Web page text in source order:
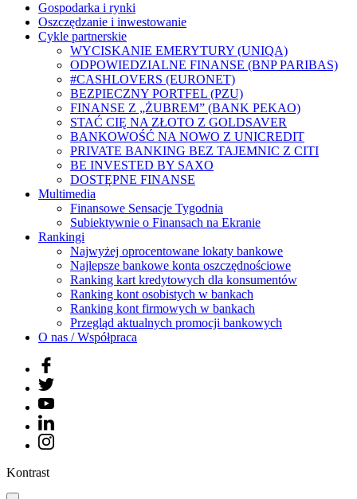
Gospodarka i rynki
Oszczędzanie i inwestowanie
Cykle partnerskie
WYCISKANIE EMERYTURY (UNIQA)
ODPOWIEDZIALNE FINANSE (BNP PARIBAS)
#CASHLOVERS (EURONET)
BEZPIECZNY PORTFEL (PZU)
FINANSE Z „ŻUBREM” (BANK PEKAO)
STAĆ CIĘ NA ZŁOTO Z GOLDSAVER
BANKOWOŚĆ NA NOWO Z UNICREDIT
PRIVATE BANKING BEZ TAJEMNIC Z CITI
BE INVESTED BY SAXO
DOSTĘPNE FINANSE
Multimedia
Finansowe Sensacje Tygodnia
Subiektywnie o Finansach na Ekranie
Rankingi
Najwyżej oprocentowane lokaty bankowe
Najlepsze bankowe konta oszczędnościowe
Ranking kart kredytowych dla konsumentów
Ranking kont osobistych w bankach
Ranking kont firmowych w bankach
Przegląd aktualnych promocji bankowych
O nas / Współpraca
Kontrast